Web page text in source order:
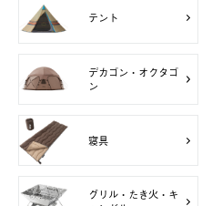
テント
デカゴン・オクタゴ
ン
寝具
グリル・たき火・キ